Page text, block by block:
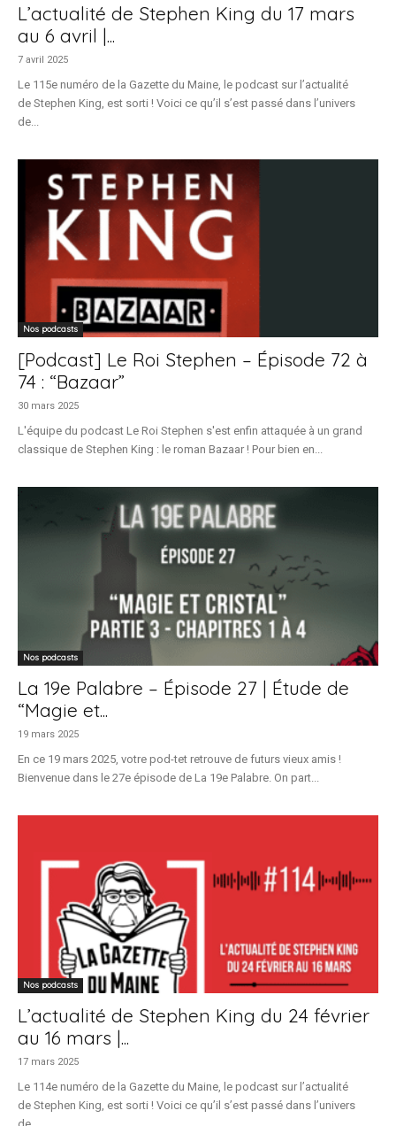
L’actualité de Stephen King du 17 mars
au 6 avril |...
7 avril 2025
Le 115e numéro de la Gazette du Maine, le podcast sur l’actualité
de Stephen King, est sorti ! Voici ce qu’il s’est passé dans l’univers
de...
Nos podcasts
[Podcast] Le Roi Stephen – Épisode 72 à
74 : “Bazaar”
30 mars 2025
L'équipe du podcast Le Roi Stephen s'est enfin attaquée à un grand
classique de Stephen King : le roman Bazaar ! Pour bien en...
Nos podcasts
La 19e Palabre – Épisode 27 | Étude de
“Magie et...
19 mars 2025
En ce 19 mars 2025, votre pod-tet retrouve de futurs vieux amis !
Bienvenue dans le 27e épisode de La 19e Palabre. On part...
Nos podcasts
L’actualité de Stephen King du 24 février
au 16 mars |...
17 mars 2025
Le 114e numéro de la Gazette du Maine, le podcast sur l’actualité
de Stephen King, est sorti ! Voici ce qu’il s’est passé dans l’univers